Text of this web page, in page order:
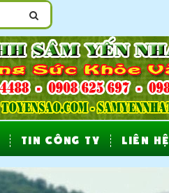
TIN CÔNG TY LIÊN HỆ